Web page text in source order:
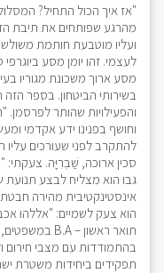
"אז איך הכול התחיל?
מהרגע שפותחים את תיבת
ועליו מוטבעת חותמת
לעצמי. זהו יומן מסע
מסע ארוך משכונת מגוריו
בשירותי הביטחון. בספר
והפעילויות שהותר
וחושף בפנינו ידע אקדמי
להתקרב לפני שעורכים עליו
סכין ארוכה, שַׁבְּרִיָּה. צעקתי:
גבו הוא מצליח לבצע תנועת
אינסטינקטיבית מהירה
הוא צעק לשמיים: "אללהוּ
בהתמודדות עם מצבי חירום
תפקידים ביחידות משטרת